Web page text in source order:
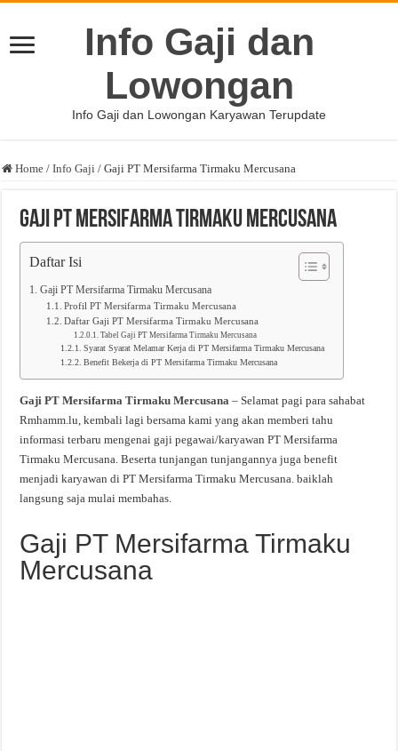
Info Gaji dan
Lowongan
Info Gaji dan Lowongan Karyawan Terupdate
Home / Info Gaji / Gaji PT Mersifarma Tirmaku Mercusana
Gaji PT Mersifarma Tirmaku Mercusana
Daftar Isi
Gaji PT Mersifarma Tirmaku Mercusana
Profil PT Mersifarma Tirmaku Mercusana
Daftar Gaji PT Mersifarma Tirmaku Mercusana
Tabel Gaji PT Mersifarma Tirmaku Mercusana
Syarat Syarat Melamar Kerja di PT Mersifarma Tirmaku Mercusana
Benefit Bekerja di PT Mersifarma Tirmaku Mercusana
Gaji PT Mersifarma Tirmaku Mercusana – Selamat pagi para sahabat
Rmhamm.lu, kembali lagi bersama kami yang akan memberi tahu
informasi terbaru mengenai gaji pegawai/karyawan PT Mersifarma
Tirmaku Mercusana. Beserta tunjangan tunjangannya juga benefit
menjadi karyawan di PT Mersifarma Tirmaku Mercusana. baiklah
langsung saja mulai membahas.
Gaji PT Mersifarma Tirmaku
Mercusana